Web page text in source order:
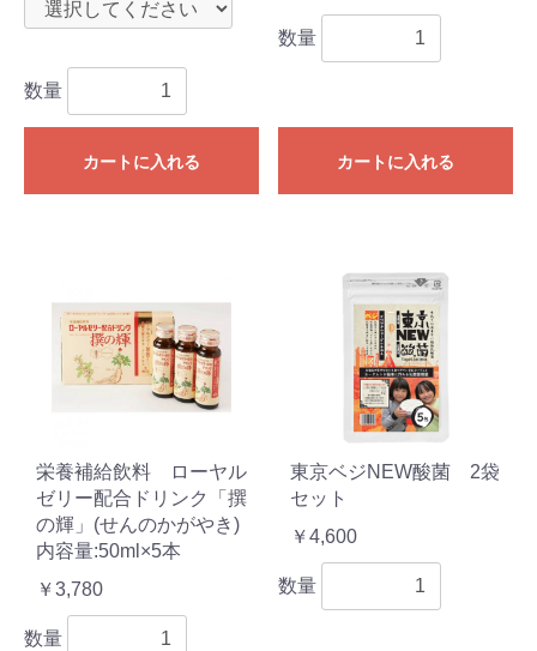
数量
カートに入れる
数量
カートに入れる
栄養補給飲料 ローヤル
ゼリー配合ドリンク「撰
の輝」(せんのかがやき)
内容量:50ml×5本
￥3,780
数量
東京ベジNEW酸菌 2袋
セット
￥4,600
数量